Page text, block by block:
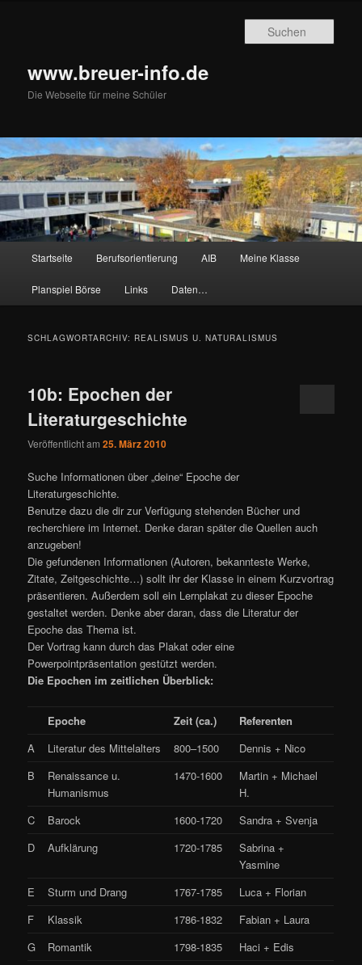
www.breuer-info.de
Die Webseite für meine Schüler
Startseite Berufsorientierung AIB Meine Klasse
Planspiel Börse Links Daten…
SCHLAGWORTARCHIV: REALISMUS U. NATURALISMUS
10b: Epochen der
Literaturgeschichte
Veröffentlicht am25. März 2010
Suche Informationen über „deine“ Epoche der
Literaturgeschichte.
Benutze dazu die dir zur Verfügung stehenden Bücher und
recherchiere im Internet. Denke daran später die Quellen auch
anzugeben!
Die gefundenen Informationen (Autoren, bekannteste Werke,
Zitate, Zeitgeschichte…) sollt ihr der Klasse in einem Kurzvortrag
präsentieren. Außerdem soll ein Lernplakat zu dieser Epoche
gestaltet werden. Denke aber daran, dass die Literatur der
Epoche das Thema ist.
Der Vortrag kann durch das Plakat oder eine
Powerpointpräsentation gestützt werden.
Die Epochen im zeitlichen Überblick:
Epoche Zeit (ca.)
Referenten
A
Literatur des Mittelalters 800–1500
Dennis + Nico
B
Renaissance u.
Humanismus
1470-1600
Martin + Michael
H.
C
Barock 1600-1720
Sandra + Svenja
D
Aufklärung 1720-1785
Sabrina +
Yasmine
E
Sturm und Drang 1767-1785
Luca + Florian
F
Klassik 1786-1832
Fabian + Laura
G
Romantik 1798-1835
Haci + Edis